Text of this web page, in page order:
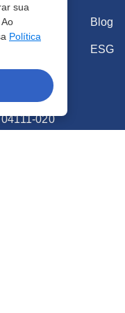
- Vila
020
Blog
ESG
sua
Política